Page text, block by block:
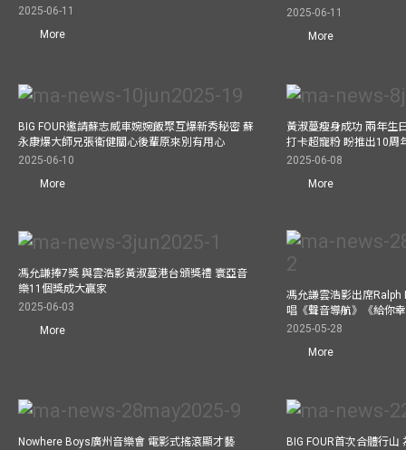
2025-06-11
More
2025-06-11
More
BIG FOUR邀請蘇志威車婉婉飯聚互爆新秀秘密 蘇
永康爆大師兄張衞健關心後輩原來別有用心
2025-06-10
More
黃淑蔓瘦身成功 兩年生
打卡超寵粉 盼推出10周
2025-06-08
More
馮允謙捧7獎 與雲浩影黃淑蔓港台頒獎禮 寰亞音
樂11個獎成大贏家
2025-06-03
More
馮允謙雲浩影出席
唱《聲音導航》《給你
2025-05-28
More
Nowhere Boys廣州音樂會 電影式搖滾顯才藝
BIG FOUR首次合體行